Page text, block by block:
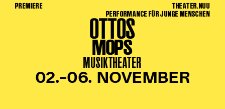
Café
SPENDEN + FÖRDERN
Translate to English
SUCHESuchbegriffe
PREMIERE
THEATER.NUU
PERFORMANCE FÜR JUNGE MENSCHEN
OTTOS
MOPS
MUSIKTHEATER
02.–06. NOVEMBER